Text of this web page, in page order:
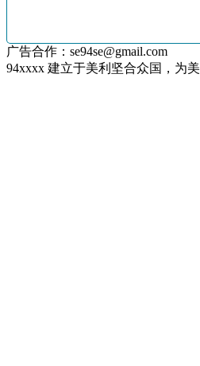
广告合作：se94se@gmail.com
94xxxx 建立于美利坚合众国，为